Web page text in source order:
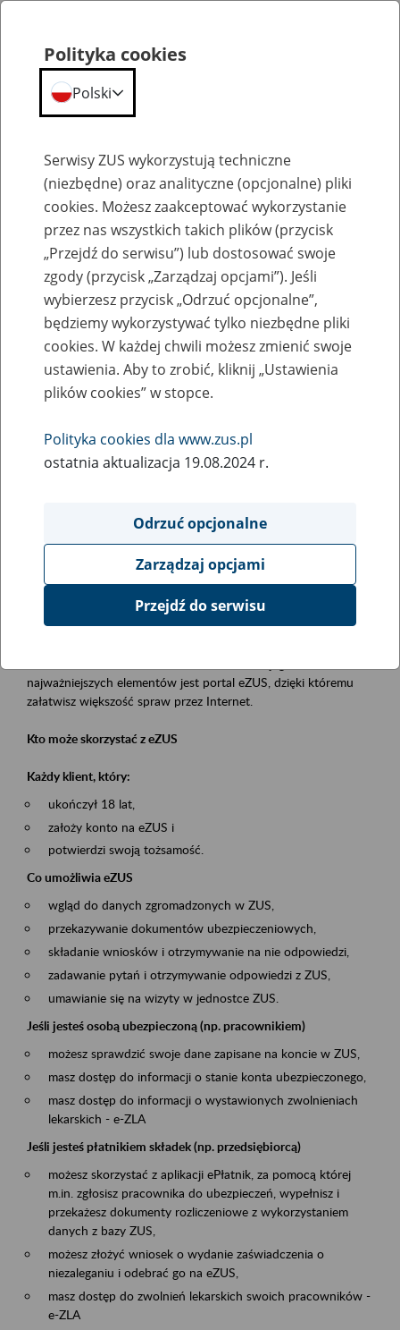
Szkolenia
Zaproś ZUS do siebie - zakładanie profili
eZUS w siedzibie Twojej firmy
Rodzaj wydarzenia
Szkolenia
Obszar merytoryczny
obsługa klientów
Opis wydarzenia
Platforma Usług Elektronicznych eZUS
najważniejszych elementów jest portal eZUS, dzięki któremu
załatwisz większość spraw przez Internet.
Kto może skorzystać z eZUS
Każdy klient, który:
ukończył 18 lat,
założy konto na eZUS i
potwierdzi swoją tożsamość.
Co umożliwia eZUS
wgląd do danych zgromadzonych w ZUS,
przekazywanie dokumentów ubezpieczeniowych,
składanie wniosków i otrzymywanie na nie odpowiedzi,
zadawanie pytań i otrzymywanie odpowiedzi z ZUS,
umawianie się na wizyty w jednostce ZUS.
Jeśli jesteś osobą ubezpieczoną (np. pracownikiem)
możesz sprawdzić swoje dane zapisane na koncie w ZUS,
masz dostęp do informacji o stanie konta ubezpieczonego,
masz dostęp do informacji o wystawionych zwolnieniach
lekarskich - e-ZLA
Jeśli jesteś płatnikiem składek (np. przedsiębiorcą)
możesz skorzystać z aplikacji ePłatnik, za pomocą której
m.in. zgłosisz pracownika do ubezpieczeń, wypełnisz i
przekażesz dokumenty rozliczeniowe z wykorzystaniem
danych z bazy ZUS,
możesz złożyć wniosek o wydanie zaświadczenia o
niezaleganiu i odebrać go na eZUS,
masz dostęp do zwolnień lekarskich swoich pracowników -
e-ZLA
Polityka cookies
Polski
Serwisy ZUS wykorzystują techniczne
(niezbędne) oraz analityczne (opcjonalne) pliki
cookies. Możesz zaakceptować wykorzystanie
przez nas wszystkich takich plików (przycisk
„Przejdź do serwisu”) lub dostosować swoje
zgody (przycisk „Zarządzaj opcjami”). Jeśli
wybierzesz przycisk „Odrzuć opcjonalne”,
będziemy wykorzystywać tylko niezbędne pliki
cookies. W każdej chwili możesz zmienić swoje
ustawienia. Aby to zrobić, kliknij „Ustawienia
plików cookies” w stopce.
Polityka cookies dla www.zus.pl
ostatnia aktualizacja 19.08.2024 r.
Odrzuć opcjonalne
Zarządzaj opcjami
Przejdź do serwisu